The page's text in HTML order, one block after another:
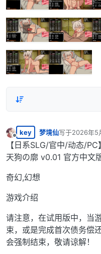
离线
key 梦境仙写于2026年5
最后由 编辑
【日系SLG/官中/动态/
天狗の廓 v0.01 官方中文
奇幻,幻想
游戏介绍
请注意，在试用版中，当
束，或是完成首次债务偿
会强制结束，敬请谅解！